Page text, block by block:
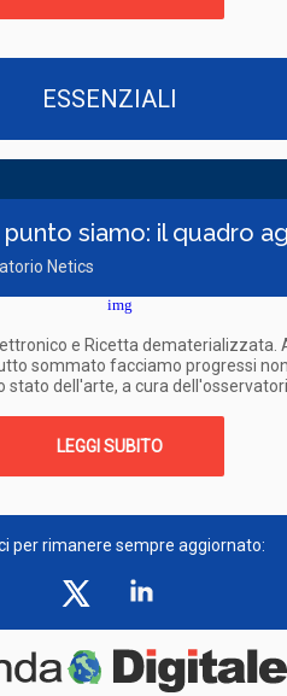
ESSENZIALI
siamo: il quadro
Netics
e Ricetta dematerializzata.
sommato facciamo progressi
stato dell'arte, a cura
LEGGI SUBITO
per rimanere sempre aggiornato: